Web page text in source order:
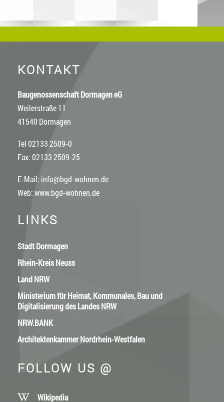
KONTAKT
Baugenossenschaft Dormagen eG
Weilerstraße 11
41540 Dormagen
Tel 02133 2509-0
Fax: 02133 2509-25
E-Mail: info@bgd-wohnen.de
Web:www.bgd-wohnen.de
LINKS
Stadt Dormagen
Rhein-Kreis Neuss
Land NRW
Ministerium für Heimat, Kommunales, Bau und
Digitalisierung des Landes NRW
NRW.BANK
Architektenkammer Nordrhein-Westfalen
FOLLOW US @
Wikipedia